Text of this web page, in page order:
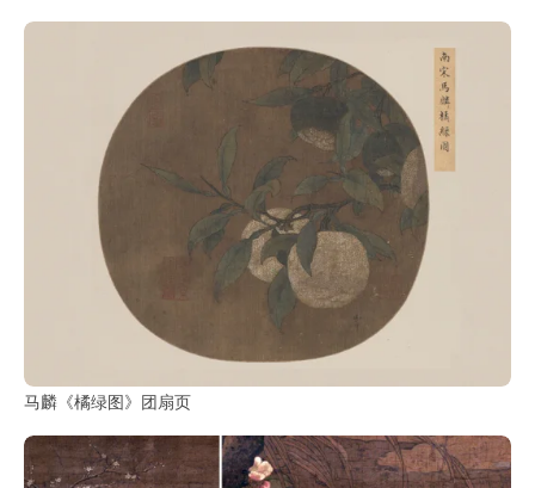
马麟《橘绿图》团扇页